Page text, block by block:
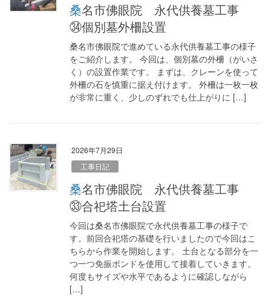
桑名市佛眼院 永代供養墓工事
㉞個別墓外柵設置
桑名市佛眼院で進めている永代供養墓工事の様子
をご紹介します。 今回は、個別墓の外柵（がいさ
く）の設置作業です。 まずは、クレーンを使って
外柵の石を慎重に据え付けます。 外柵は一枚一枚
が非常に重く、少しのずれでも仕上がりに […]
2026年7月29日
工事日記
桑名市佛眼院 永代供養墓工事
㉝合祀塔土台設置
今回は桑名市佛眼院で永代供養墓工事の様子で
す。前回合祀塔の基礎を行いましたので今回はこ
ちらから作業を開始します。 土台となる部分を一
つ一つ免振ボンドを使用して接着していきます。
何度もサイズや水平であるように確認しながら
[…]